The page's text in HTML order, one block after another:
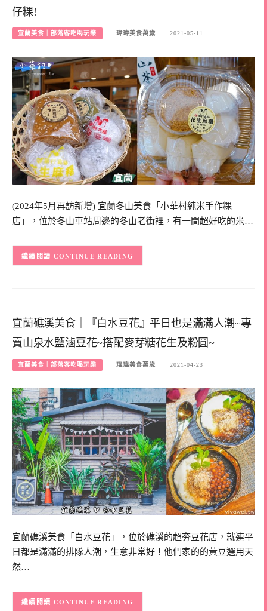
仔粿!
宜蘭美食｜部落客吃喝玩樂 瑋瑋美食萬歲 2021-05-11
(2024年5月再訪新增) 宜蘭冬山美食「小華村純米手作粿
店」，位於冬山車站周邊的冬山老街裡，有一間超好吃的米…
CONTINUE READING
宜蘭礁溪美食｜『白水豆花』平日也是滿滿人潮~專
賣山泉水鹽滷豆花~搭配麥芽糖花生及粉圓~
宜蘭美食｜部落客吃喝玩樂 瑋瑋美食萬歲 2021-04-23
宜蘭礁溪美食「白水豆花」，位於礁溪的超夯豆花店，就連平
日都是滿滿的排隊人潮，生意非常好！他們家的的黃豆選用天
然…
CONTINUE READING